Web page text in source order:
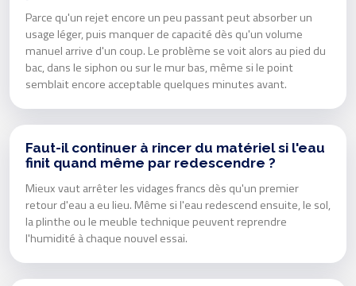
Parce qu'un rejet encore un peu passant peut absorber un
usage léger, puis manquer de capacité dès qu'un volume
manuel arrive d'un coup. Le problème se voit alors au pied du
bac, dans le siphon ou sur le mur bas, même si le point
semblait encore acceptable quelques minutes avant.
Faut-il continuer à rincer du matériel si l'eau
finit quand même par redescendre ?
Mieux vaut arrêter les vidages francs dès qu'un premier
retour d'eau a eu lieu. Même si l'eau redescend ensuite, le sol,
la plinthe ou le meuble technique peuvent reprendre
l'humidité à chaque nouvel essai.